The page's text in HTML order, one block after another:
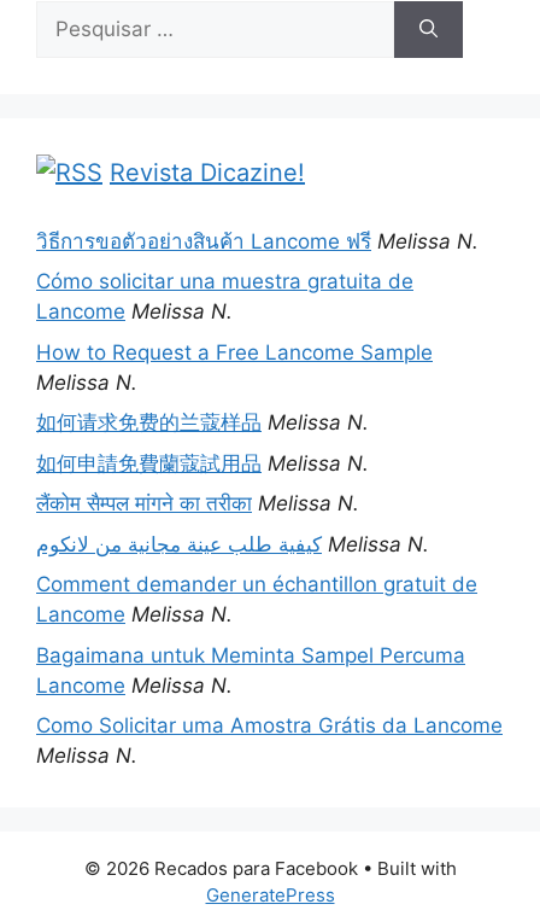
por:
Revista Dicazine!
วิธีการขอตัวอย่างสินค้า Lancome ฟรี Melissa N.
Cómo solicitar una muestra gratuita de
Lancome Melissa N.
How to Request a Free Lancome Sample
Melissa N.
如何请求免费的兰蔻样品 Melissa N.
如何申請免費蘭蔻試用品 Melissa N.
लैंकोम सैम्पल मांगने का तरीका Melissa N.
كيفية طلب عينة مجانية من لانكوم Melissa N.
Comment demander un échantillon gratuit de
Lancome Melissa N.
Bagaimana untuk Meminta Sampel Percuma
Lancome Melissa N.
Como Solicitar uma Amostra Grátis da Lancome
Melissa N.
© 2026 Recados para Facebook• Built with
GeneratePress